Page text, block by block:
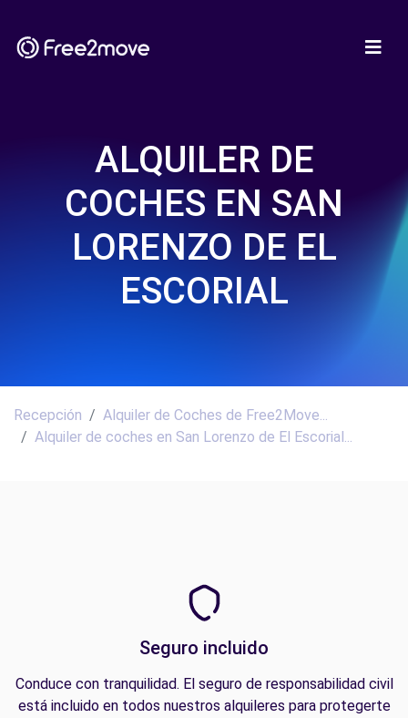
ALQUILER DE
COCHES EN SAN
LORENZO DE EL
ESCORIAL
Recepción
Alquiler de Coches de Free2Move...
Alquiler de coches en San Lorenzo de El Escorial...
Seguro incluido
Conduce con tranquilidad. El seguro de responsabilidad civil
está incluido en todos nuestros alquileres para protegerte